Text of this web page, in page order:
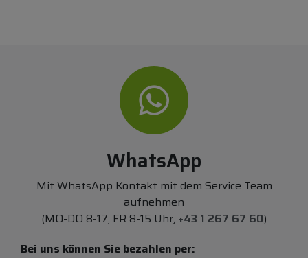
WhatsApp
Mit WhatsApp Kontakt mit dem Service Team
aufnehmen
(MO-DO 8-17, FR 8-15 Uhr, +43 1 267 67 60)
Bei uns können Sie bezahlen per: